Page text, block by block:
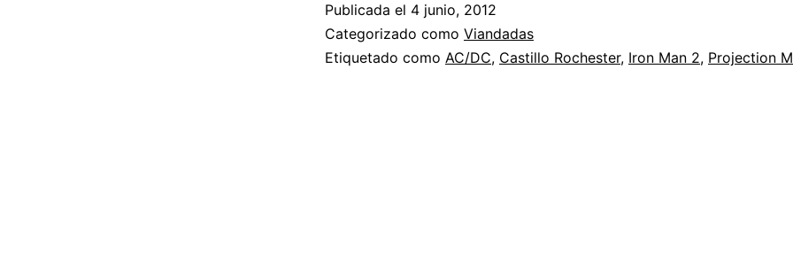
Publicada el 4 junio, 2012
Categorizado como Viandadas
Etiquetado como AC/DC, Castillo Rochester, Iron Man 2, Projection